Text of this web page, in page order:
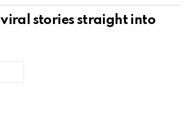
viral stories straight into